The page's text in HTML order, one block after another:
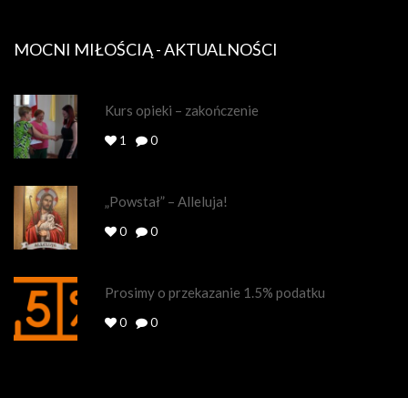
MOCNI MIŁOŚCIĄ - AKTUALNOŚCI
Kurs opieki – zakończenie
1 0
„Powstał” – Alleluja!
0 0
Prosimy o przekazanie 1.5% podatku
0 0